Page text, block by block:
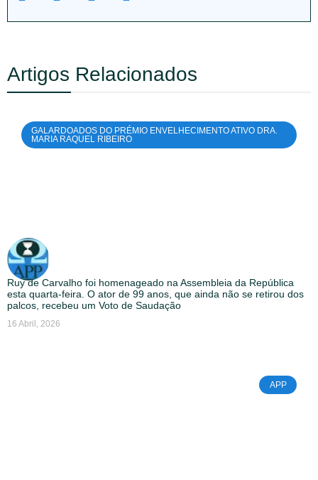
Artigos Relacionados
GALARDOADOS DO PRÉMIO ENVELHECIMENTO ATIVO DRA.
MARIA RAQUEL RIBEIRO
Ruy de Carvalho foi homenageado na Assembleia da República
esta quarta-feira. O ator de 99 anos, que ainda não se retirou dos
palcos, recebeu um Voto de Saudação
16 Abril, 2026
APP